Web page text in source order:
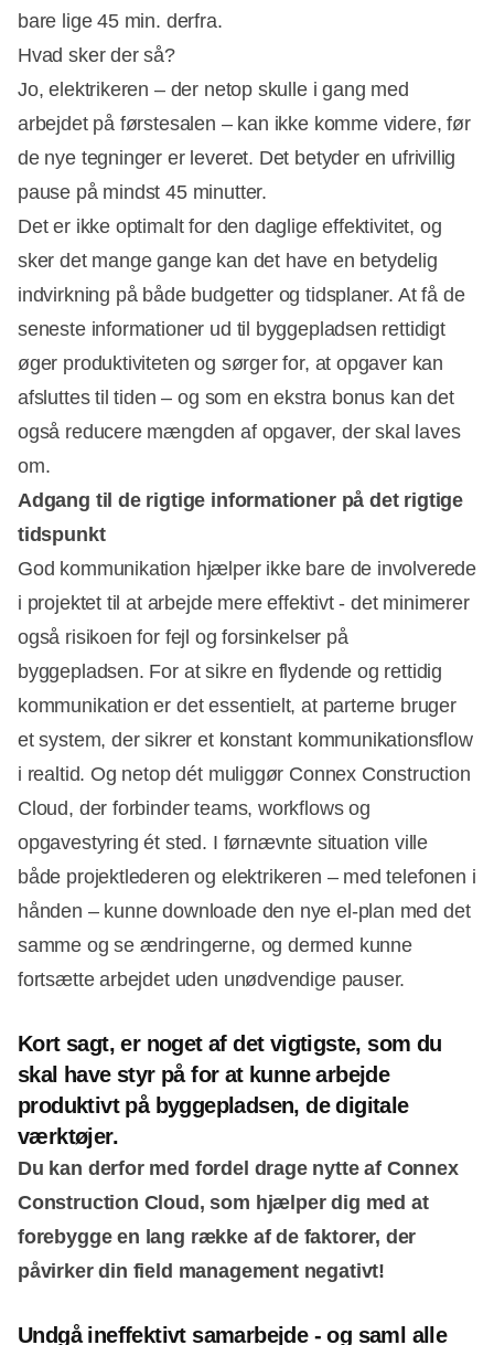
bare lige 45 min. derfra.
Hvad sker der så?
Jo, elektrikeren – der netop skulle i gang med
arbejdet på førstesalen – kan ikke komme videre, før
de nye tegninger er leveret. Det betyder en ufrivillig
pause på mindst 45 minutter.
Det er ikke optimalt for den daglige effektivitet, og
sker det mange gange kan det have en betydelig
indvirkning på både budgetter og tidsplaner. At få de
seneste informationer ud til byggepladsen rettidigt
øger produktiviteten og sørger for, at opgaver kan
afsluttes til tiden – og som en ekstra bonus kan det
også reducere mængden af opgaver, der skal laves
om.
Adgang til de rigtige informationer på det rigtige
tidspunkt
God kommunikation hjælper ikke bare de involverede
i projektet til at arbejde mere effektivt - det minimerer
også risikoen for fejl og forsinkelser på
byggepladsen. For at sikre en flydende og rettidig
kommunikation er det essentielt, at parterne bruger
et system, der sikrer et konstant kommunikationsflow
i realtid. Og netop dét muliggør Connex Construction
Cloud, der forbinder teams, workflows og
opgavestyring ét sted. I førnævnte situation ville
både projektlederen og elektrikeren – med telefonen i
hånden – kunne downloade den nye el-plan med det
samme og se ændringerne, og dermed kunne
fortsætte arbejdet uden unødvendige pauser.
Kort sagt, er noget af det vigtigste, som du
skal have styr på for at kunne arbejde
produktivt på byggepladsen, de digitale
værktøjer.
Du kan derfor med fordel drage nytte af Connex
Construction Cloud, som hjælper dig med at
forebygge en lang række af de faktorer, der
påvirker din field management negativt!
Undgå ineffektivt samarbejde -og saml alle